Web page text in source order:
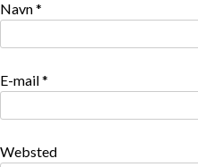
Navn*
E-mail*
Websted